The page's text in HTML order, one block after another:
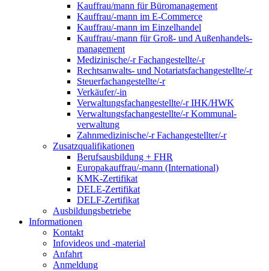
Kauffrau/mann für Büromanagement
Kauffrau/-mann im E-Commerce
Kauffrau/-mann im Einzelhandel
Kauffrau/-mann für Groß- und Außen­handels­
manage­ment
Medizinische/-r Fachangestellte/-r
Rechtsanwalts- und Notariatsfachangestellte/-r
Steuerfachangestellte/-r
Verkäufer/-in
Verwaltungs­fach­angestellte/-r IHK/HWK
Verwaltungsfach­angestellte/-r Kommunal­
verwaltung
Zahnmedizinische/-r Fachangestellter/-r
Zusatzqualifikationen
Berufsausbildung + FHR
Europakauffrau/-mann (International)
KMK-Zertifikat
DELE-Zertifikat
DELF-Zertifikat
Ausbildungsbetriebe
Informationen
Kontakt
Infovideos und -material
Anfahrt
Anmeldung